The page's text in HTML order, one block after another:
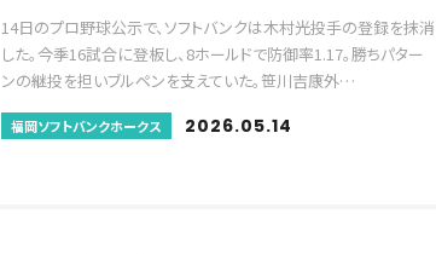
14日のプロ野球公示で、ソフトバンクは木村光投手の登録を抹消
した。今季16試合に登板し、8ホールドで防御率1.17。勝ちパター
ンの継投を担いブルペンを支えていた。笹川吉康外…
福岡ソフトバンクホークス 2026.05.14